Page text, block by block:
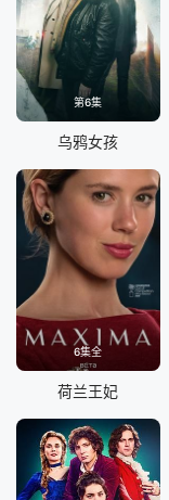
第6集
乌鸦女孩
6集全
荷兰王妃